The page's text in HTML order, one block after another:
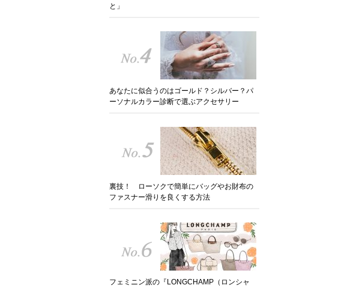
と」
あなたに似合うのはゴールド？シルバー？パ
ーソナルカラー診断で選ぶアクセサリー
裏技！ ローソクで簡単にバッグやお財布の
ファスナー滑りを良くする方法
フェミニン派の『LONGCHAMP（ロンシャ